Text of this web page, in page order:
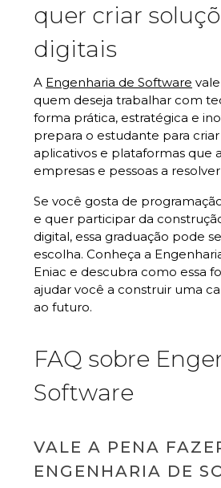
quer criar
digitais
A Engenharia de Software
quem deseja trabalhar com
forma prática, estratégica e
prepara o estudante para criar
aplicativos e plataformas que
empresas e pessoas a
Se você gosta de
e quer participar da
digital, essa graduação pode
escolha. Conheça a
Eniac e descubra como essa
ajudar você a construir uma
ao futuro.
FAQ sobre
Software
VALE A PENA
ENGENHARIA DE